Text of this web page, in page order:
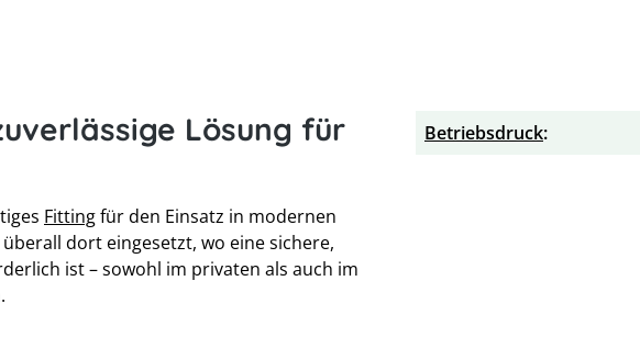
Lösung für
Fittingfür den Einsatz in modernen
überall dort eingesetzt, wo eine sichere,
ist – sowohl im privaten als auch im
Betriebsdruck: